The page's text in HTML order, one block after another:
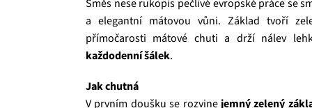
Směs nese rukopis pečlivé evropské práce se
a elegantní mátovou vůni. Základ tvoří
přímočarosti mátové chuti a drží nálev
každodenní šálek.
Jak chutná
V prvním doušku se rozvine jemný zelený